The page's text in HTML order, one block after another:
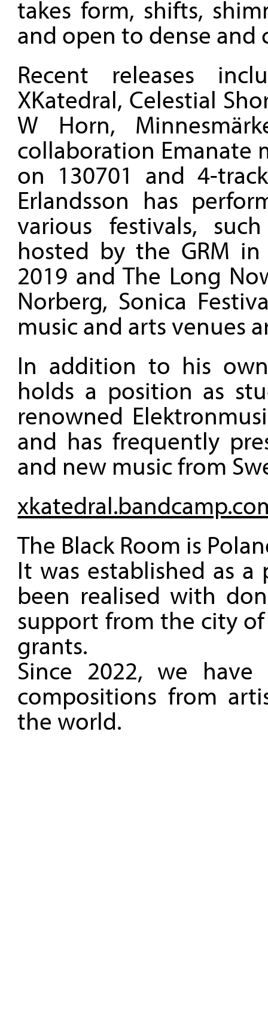
takes form, shifts,
and open to dense and
Recent releases
XKatedral, Celestial
W Horn,
collaboration Emanate
on 130701 and 4-
Erlandsson has
various festivals,
hosted by the GRM
2019 and The Long
Norberg, Sonica
music and arts venues
In addition to his
holds a position as
renowned
and has frequently
and new music from
The Black Room is
It was established as
been realised with
support from the city
grants.
Since 2022, we have
compositions from
the world.